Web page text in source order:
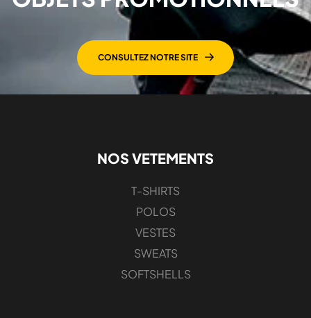
CONSULTEZ NOTRE SITE
NOS VETEMENTS
T-SHIRTS
POLOS
VESTES
SWEATS
SOFTSHELLS